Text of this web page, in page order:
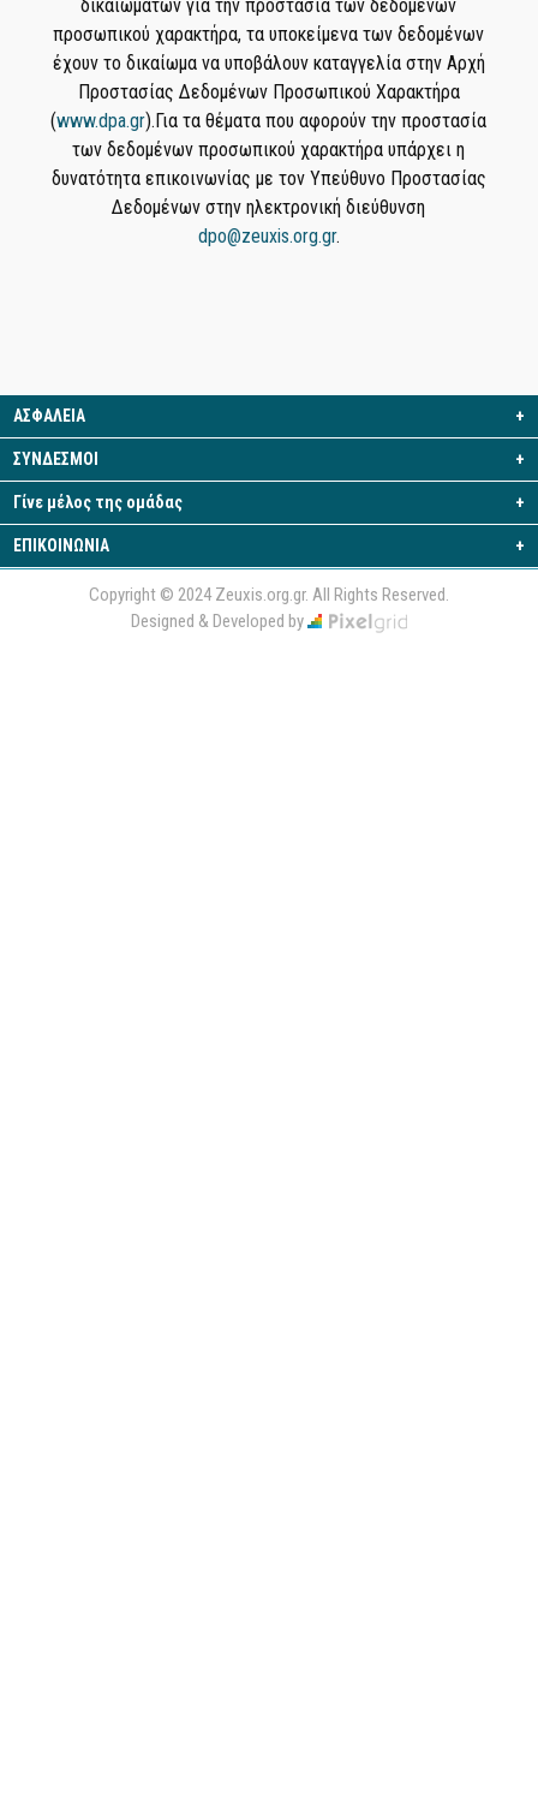
δικαιωμάτων για την προστασία των δεδομένων
προσωπικού χαρακτήρα, τα υποκείμενα των δεδομένων
έχουν το δικαίωμα να υποβάλουν καταγγελία στην Αρχή
Προστασίας Δεδομένων Προσωπικού Χαρακτήρα
(www.dpa.gr).Για τα θέματα που αφορούν την προστασία
των δεδομένων προσωπικού χαρακτήρα υπάρχει η
δυνατότητα επικοινωνίας με τον Υπεύθυνο Προστασίας
Δεδομένων στην ηλεκτρονική διεύθυνση
dpo@zeuxis.org.gr.
ΑΣΦΑΛΕΙΑ +
ΣΥΝΔΕΣΜΟΙ +
Γίνε μέλος της ομάδας +
ΕΠΙΚΟΙΝΩΝΙΑ +
Copyright © 2024 Zeuxis.org.gr. All Rights Reserved.
Designed & Developed by